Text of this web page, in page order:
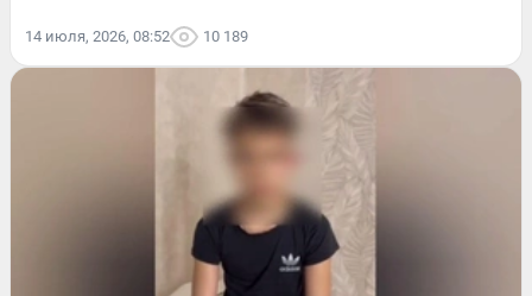
14 июля, 2026, 08:52 10 189